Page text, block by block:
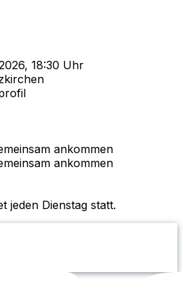
18:30 Uhr
ankommen
ankommen
jeden Dienstag statt.